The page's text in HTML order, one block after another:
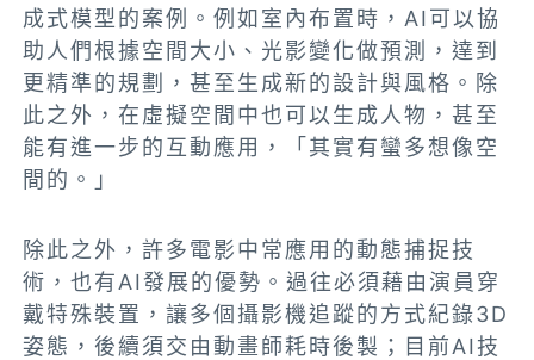
成式模型的案例。例如室內布置時，AI可以協
助人們根據空間大小、光影變化做預測，達到
更精準的規劃，甚至生成新的設計與風格。除
此之外，在虛擬空間中也可以生成人物，甚至
能有進一步的互動應用，「其實有蠻多想像空
間的。」
除此之外，許多電影中常應用的動態捕捉技
術，也有AI發展的優勢。過往必須藉由演員穿
戴特殊裝置，讓多個攝影機追蹤的方式紀錄3D
姿態，後續須交由動畫師耗時後製；目前AI技